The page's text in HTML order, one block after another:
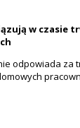
w czasie
odpowiada za